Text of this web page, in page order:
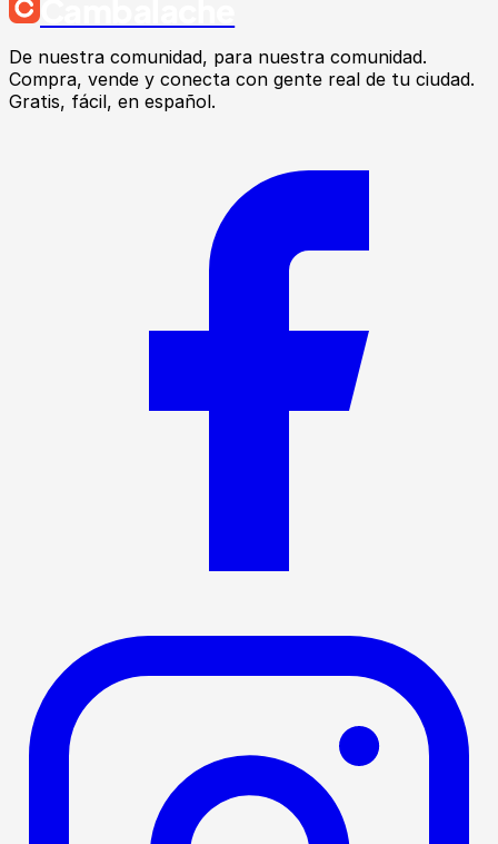
De nuestra comunidad, para nuestra comunidad.
Compra, vende y conecta con gente real de tu ciudad.
Gratis, fácil, en español.